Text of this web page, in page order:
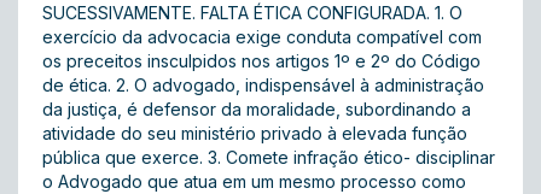
SUCESSIVAMENTE. FALTA ÉTICA CONFIGURADA. 1. O
exercício da advocacia exige conduta compatível com
os preceitos insculpidos nos artigos 1º e 2º do Código
de ética. 2. O advogado, indispensável à administração
da justiça, é defensor da moralidade, subordinando a
atividade do seu ministério privado à elevada função
pública que exerce. 3. Comete infração ético- disciplinar
o Advogado que atua em um mesmo processo como